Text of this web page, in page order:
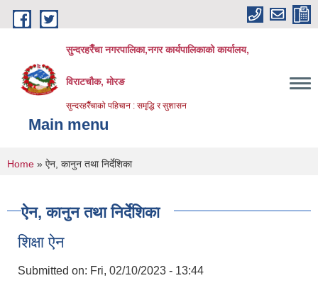
Skip to main content
सुन्दरहरैँचा नगरपालिका,नगर कार्यपालिकाको कार्यालय,
विराटचौक, मोरङ
सुन्दरहरैँचाको पहिचान : समृद्धि र सुशासन
Main menu
You are here
Home » ऐन, कानुन तथा निर्देशिका
ऐन, कानुन तथा निर्देशिका
शिक्षा ऐन
Submitted on: Fri, 02/10/2023 - 13:44